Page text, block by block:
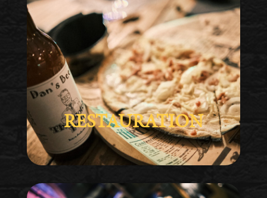
RESTAURATION